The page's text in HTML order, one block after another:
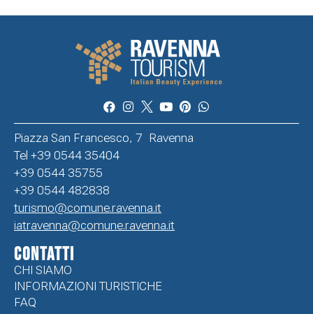
Piazza San Francesco, 7 Ravenna
Tel +39 0544 35404
+39 0544 35755
+39 0544 482838
turismo@comune.ravenna.it
iatravenna@comune.ravenna.it
CONTATTI
CHI SIAMO
INFORMAZIONI TURISTICHE
FAQ